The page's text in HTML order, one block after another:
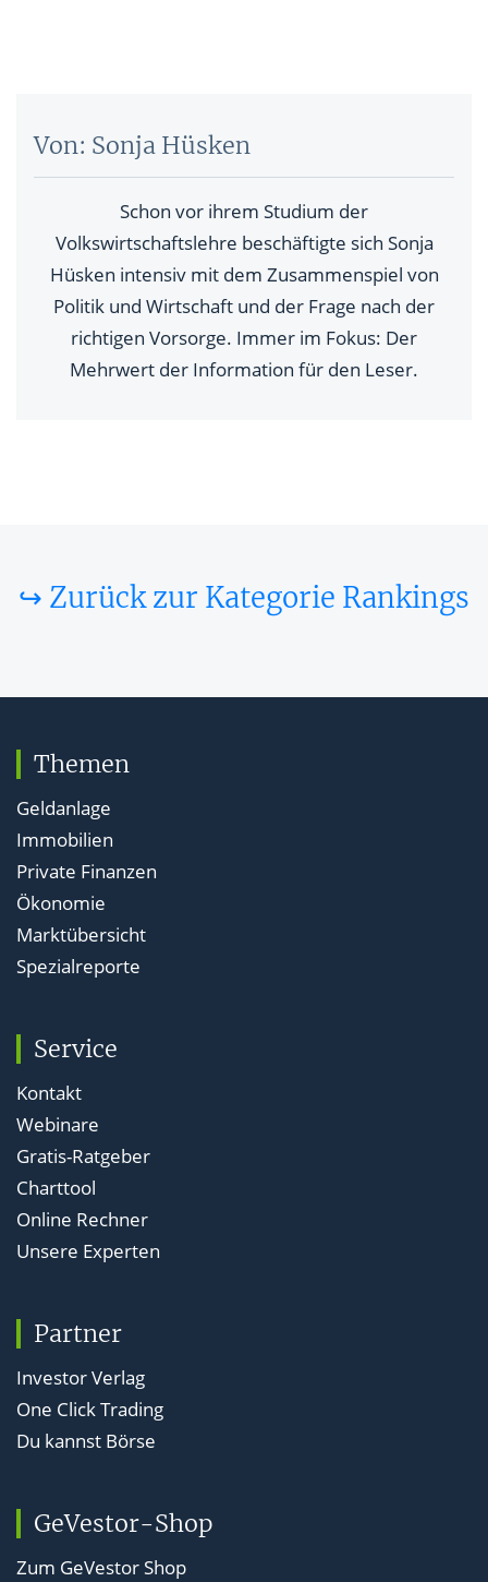
Von: Sonja Hüsken
Schon vor ihrem Studium der
Volkswirtschaftslehre beschäftigte sich Sonja
Hüsken intensiv mit dem Zusammenspiel von
Politik und Wirtschaft und der Frage nach der
richtigen Vorsorge. Immer im Fokus: Der
Mehrwert der Information für den Leser.
↪ Zurück zur Kategorie Rankings
Themen
Geldanlage
Immobilien
Private Finanzen
Ökonomie
Marktübersicht
Spezialreporte
Service
Kontakt
Webinare
Gratis-Ratgeber
Charttool
Online Rechner
Unsere Experten
Partner
Investor Verlag
One Click Trading
Du kannst Börse
GeVestor-Shop
Zum GeVestor Shop